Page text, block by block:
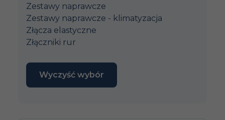
Zestawy naprawcze
Zestawy naprawcze - klimatyzacja
Złącza elastyczne
Złączniki rur
Wyczyść wybór